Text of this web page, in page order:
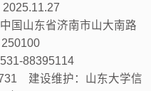
2025.11.27
山东省济南市山大南路
88395114
建设维护：山东大学信